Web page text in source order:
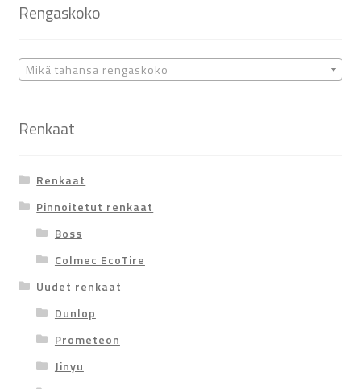
Rengaskoko
Mikä tahansa rengaskoko
Renkaat
Renkaat
Pinnoitetut renkaat
Boss
Colmec EcoTire
Uudet renkaat
Dunlop
Prometeon
Jinyu